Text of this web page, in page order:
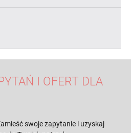
I OFERT DLA
swoje zapytanie i uzyskaj